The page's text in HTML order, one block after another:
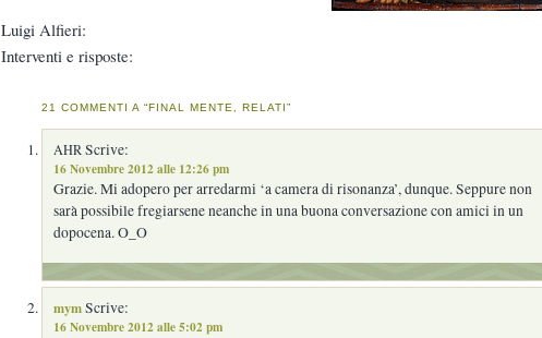
Luigi Alfieri:
Interventi e risposte:
21 COMMENTI A “FINAL MENTE, RELATI”
AHR Scrive:
16 Novembre 2012 alle 12:26 pm
Grazie. Mi adopero per arredarmi ‘a camera di risonanza’, dunque. Seppure non
sarà possibile fregiarsene neanche in una buona conversazione con amici in un
dopocena. O_O
mymScrive:
16 Novembre 2012 alle 5:02 pm